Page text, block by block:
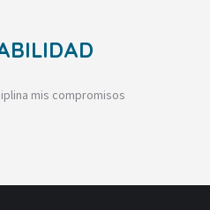
mis compromisos